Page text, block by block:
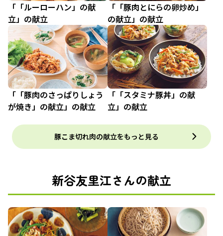
「「ルーローハン」の献
立」の献立
「「豚肉とにらの卵炒め」
の献立」の献立
「「豚肉のさっぱりしょう
が焼き」の献立」の献立
「「スタミナ豚丼」の献
立」の献立
豚こま切れ肉の献立をもっと見る
新谷友里江さんの献立